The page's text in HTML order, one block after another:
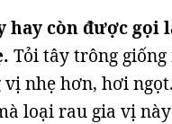
hay còn được gọi
Tỏi tây trông
nhẹ hơn, hơi
loại rau gia vị